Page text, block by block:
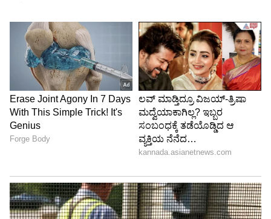
ಮನೋಹರ್ ಲಾಲ್ ಮನ್ನು
ಕೋರಿ
ಮೆಹ್ರೋನಿ
ಗೆಲುವು
ರವೀಂದ್ರ ಪ್ರತಾಪ್ ಸಿಂಗ್
ಧುನ್ನಿ
ಹುಸೈಂಗಂಜ್ ಸೋಲು
ಬಲದೇವ್ ಸಿಂಗ್ ಔಲಾಖ್ ಬಿಲಾಸ್ಪುರ್ ಸೋಲು
ಗುಲಾಬ್ ದೇವಿ ಚಂಡೌಸಿ ಗೆಲುವು
ಬಹೇರಿ ಸೋಲು
ಮಹೇಶ್ ಗುಪ್ತಾ ಬದೌನ್ ಗೆಲುವು